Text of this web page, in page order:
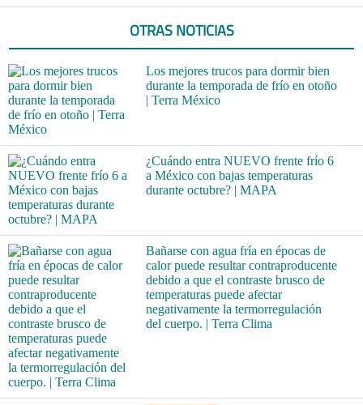
OTRAS NOTICIAS
Los mejores trucos para dormir bien
durante la temporada de frío en otoño
| Terra México
¿Cuándo entra NUEVO frente frío 6
a México con bajas temperaturas
durante octubre? | MAPA
Bañarse con agua fría en épocas de
calor puede resultar contraproducente
debido a que el contraste brusco de
temperaturas puede afectar
negativamente la termorregulación
del cuerpo. | Terra Clima